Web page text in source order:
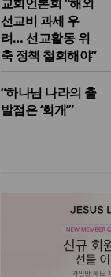
교회언론회 “해외
선교비 과세 우
려… 선교활동 위
축 정책 철회해야”
“하나님 나라의 출
발점은 ‘회개’”